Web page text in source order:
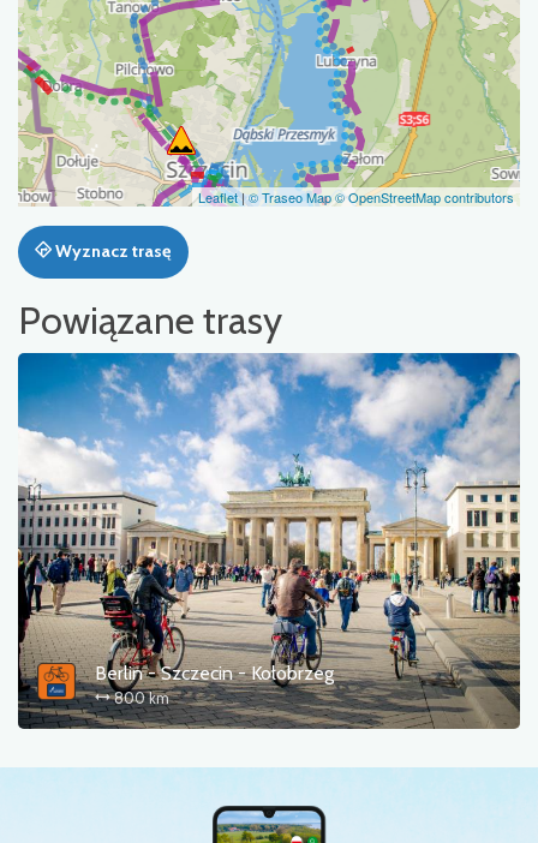
Leaflet|© Traseo Map© OpenStreetMap contributors
Wyznacz trasę
Powiązane trasy
Berlin - Szczecin - Kołobrzeg
800 km